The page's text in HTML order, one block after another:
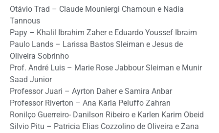
Otávio Trad – Claude Mouniergi Chamoun e Nadia
Tannous
Papy – Khalil Ibrahim Zaher e Eduardo Youssef Ibraim
Paulo Lands – Larissa Bastos Sleiman e Jesus de
Oliveira Sobrinho
Prof. André Luis – Marie Rose Jabbour Sleiman e Munir
Saad Junior
Professor Juari – Ayrton Daher e Samira Anbar
Professor Riverton – Ana Karla Peluffo Zahran
Ronilço Guerreiro- Danilson Ribeiro e Karlen Karim Obeid
Silvio Pitu – Patricia Elias Cozzolino de Oliveira e Zana